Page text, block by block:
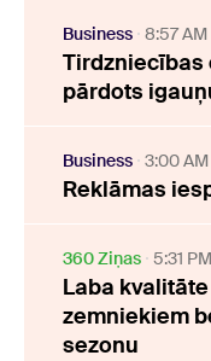
Business 8:57 AM
Tirdzniecības
pārdots
Business 3:00 AM
Reklāmas
360 Ziņas 5:31 PM
Laba
zemniekiem
sezonu